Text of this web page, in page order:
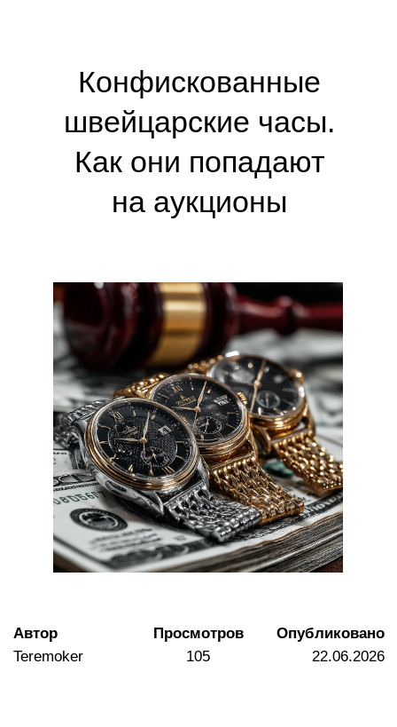
швейцарские часы.
Как они попадают
на аукционы
По всему миру ежегодно тысячи
элитных часов
Teremoker
Просмотров
105
Опубликовано
22.06.2026